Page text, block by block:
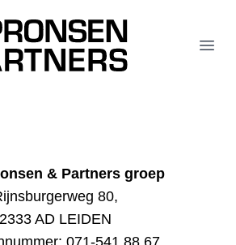
& Partners groep
80,
2333 AD LEIDEN
071-541 88 67